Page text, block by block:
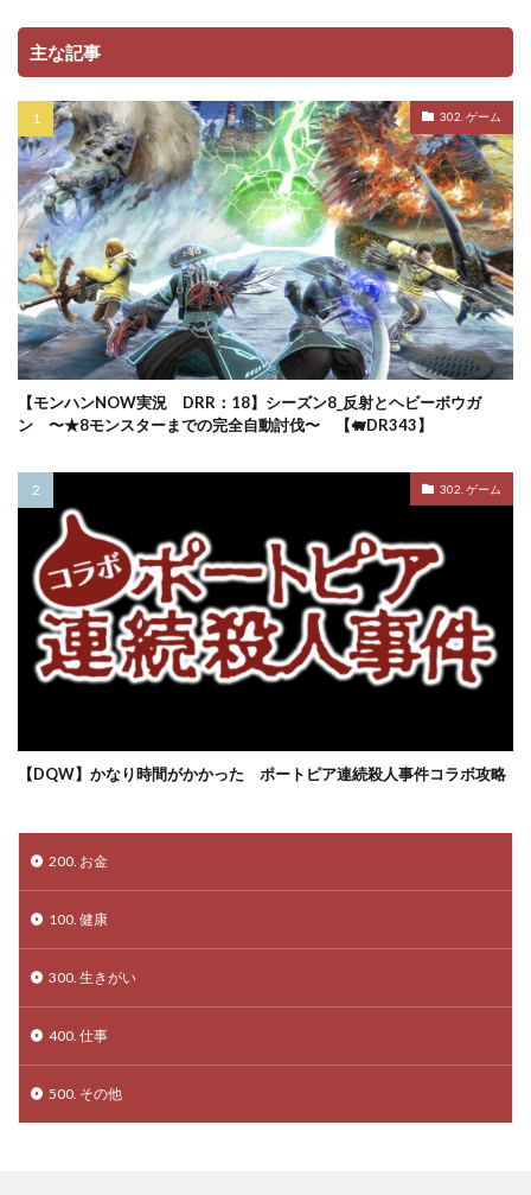
主な記事
302. ゲーム
【モンハンNOW実況 DRR：18】シーズン8_反射とヘビーボウガ
ン 〜★8モンスターまでの完全自動討伐〜 【🐖DR343】
302. ゲーム
【DQW】かなり時間がかかった ポートピア連続殺人事件コラボ攻略
200. お金
100. 健康
300. 生きがい
400. 仕事
500. その他